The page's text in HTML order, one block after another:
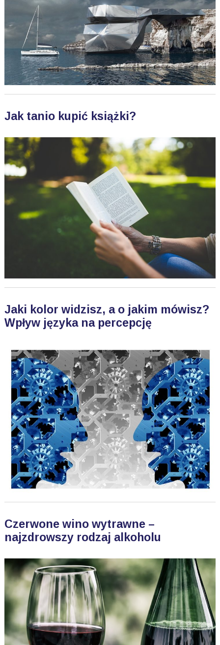
Jak tanio kupić książki?
Jaki kolor widzisz, a o jakim mówisz?
Wpływ języka na percepcję
Czerwone wino wytrawne –
najzdrowszy rodzaj alkoholu